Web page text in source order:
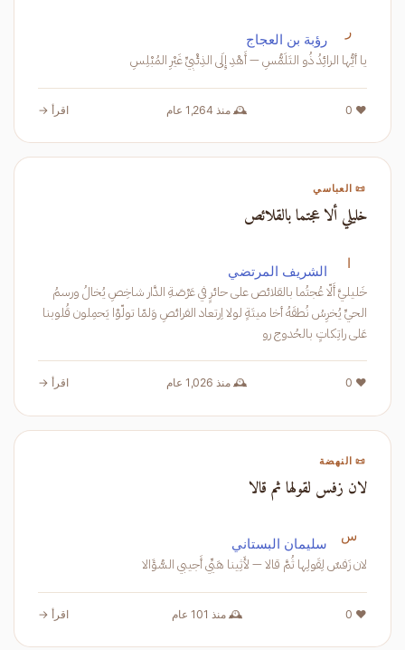
ر رؤبة بن العجاج
يا أيُّها الرائِدُ ذُو التَلَمُّسِ — أَهْدِ إِلَى الذِئْبِيِّ غَيْرِ المُبْلِسِ
❤️ 0 🕰️ منذ 1,264 عام اقرأ →
📜 العباسي
خليلي ألا عجتما بالقلائص
ا الشريف المرتضي
خَليليَّ أَلّا عُجتُما بالقلائص على حائرٍ في عَرْصَةِ الدَّار شاخِصِ يُخالُ ورسمُ
الحيِّ يُخرِسُ نُطقَهُ أخا ميتَةٍ لولا اِرتعاد الفرائصِ وَلمّا تولّوْا يَحمِلون قُلوبنا
عَلى راتِكاتٍ بالحُدوج رو
❤️ 0 🕰️ منذ 1,026 عام اقرأ →
📜 النهضة
لان زفس لقولها ثم قالا
س سليمان البستاني
لان زَفسٌ لِقَولِها ثُمَّ قالا — لأَثِينا هَيِّي أَجيبي السُّؤَالا
❤️ 0 🕰️ منذ 101 عام اقرأ →